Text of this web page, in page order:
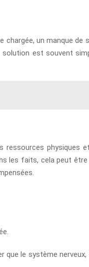
un manque
est souvent
ressources physiques
les faits, cela peut
que le système